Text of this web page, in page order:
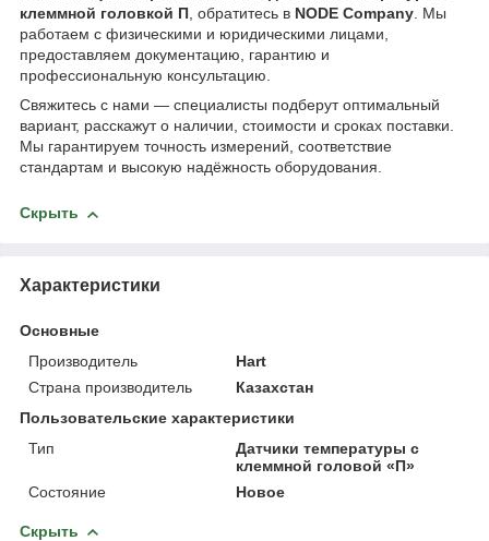
клеммной головкой П, обратитесь в NODE Company. Мы
работаем с физическими и юридическими лицами,
предоставляем документацию, гарантию и
профессиональную консультацию.
Свяжитесь с нами — специалисты подберут оптимальный
вариант, расскажут о наличии, стоимости и сроках поставки.
Мы гарантируем точность измерений, соответствие
стандартам и высокую надёжность оборудования.
Скрыть
Характеристики
Основные
Производитель
Hart
Страна производитель
Казахстан
Пользовательские характеристики
Тип
Датчики температуры с
клеммной головой «П»
Состояние
Новое
Скрыть